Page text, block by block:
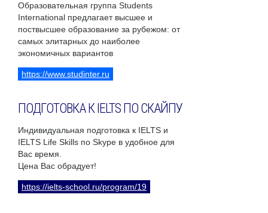
Образовательная группа Students
International предлагает высшее и
поствысшее образование за рубежом: от
самых элитарных до наиболее
экономичных вариантов
https://www.studinter.ru
ПОДГОТОВКА К IELTS ПО СКАЙПУ
Индивидуальная подготовка к IELTS и
IELTS Life Skills по Skype в удобное для
Вас время.
Цена Вас обрадует!
https://ielts-school.ru/program/19